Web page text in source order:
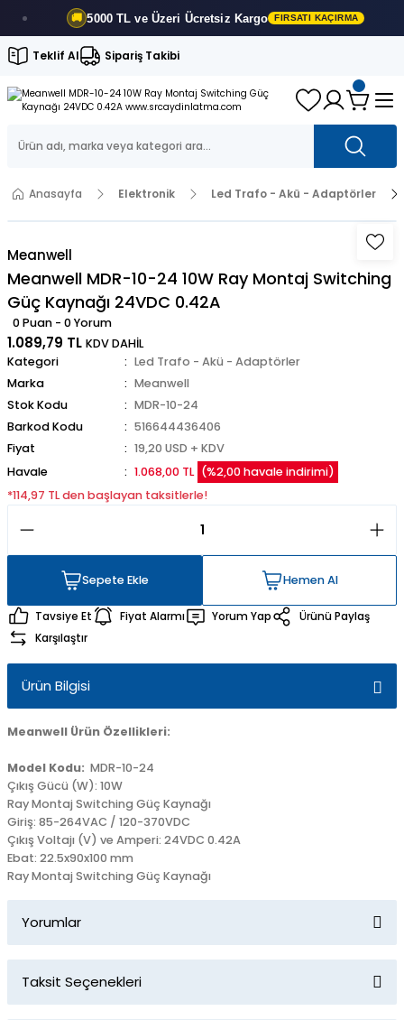
5000 TL ve ÜzeriÜcretsiz Kargo FIRSATI KAÇIRMA
Teklif Al Sipariş Takibi
Anasayfa Elektronik Led Trafo - Akü - Adaptörler
Meanwell
Meanwell MDR-10-24 10W Ray Montaj Switching
Güç Kaynağı 24VDC 0.42A
0 Puan - 0 Yorum
1.089,79 TL KDV DAHİL
Kategori
Led Trafo - Akü - Adaptörler
Marka
Meanwell
Stok Kodu
MDR-10-24
Barkod Kodu
516644436406
Fiyat
19,20 USD + KDV
Havale
1.068,00 TL (%2,00 havale indirimi)
*114,97 TL den başlayan taksitlerle!
Sepete Ekle
Hemen Al
Hemen Al
Tavsiye Et Fiyat Alarmı Yorum Yap
Ürünü Paylaş
Karşılaştır
Ürün Bilgisi
Meanwell Ürün Özellikleri:
Model Kodu: MDR-10-24
Çıkış Gücü (W): 10W
Ray Montaj Switching Güç Kaynağı
Giriş: 85-264VAC / 120-370VDC
Çıkış Voltajı (V) ve Amperi: 24VDC 0.42A
Ebat: 22.5x90x100 mm
Ray Montaj Switching Güç Kaynağı
Yorumlar
Taksit Seçenekleri